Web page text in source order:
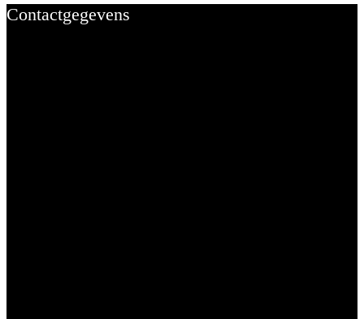
Contactgegevens